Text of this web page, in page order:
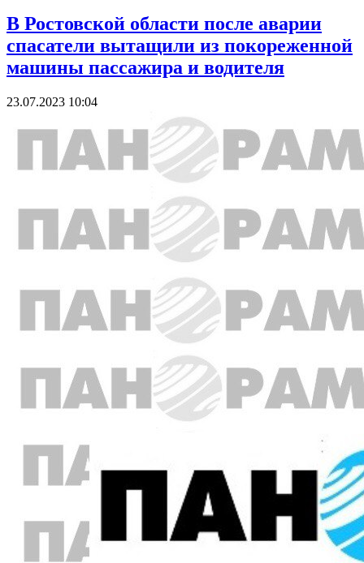
В Ростовской области после аварии
спасатели вытащили из покореженной
машины пассажира и водителя
23.07.2023 10:04